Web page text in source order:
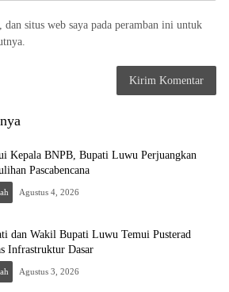
dan situs web saya pada peramban ini untuk
Kepala BNPB, Bupati Luwu Perjuangkan
Pascabencana
Agustus 4, 2026
dan Wakil Bupati Luwu Temui Pusterad
Infrastruktur Dasar
Agustus 3, 2026